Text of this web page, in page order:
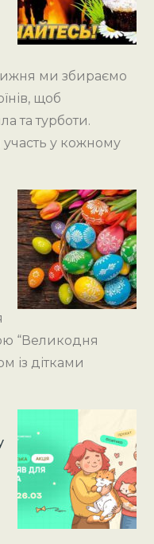
ми збираємо
щоб
та турботи.
у кожному
“Великодня
із дітками